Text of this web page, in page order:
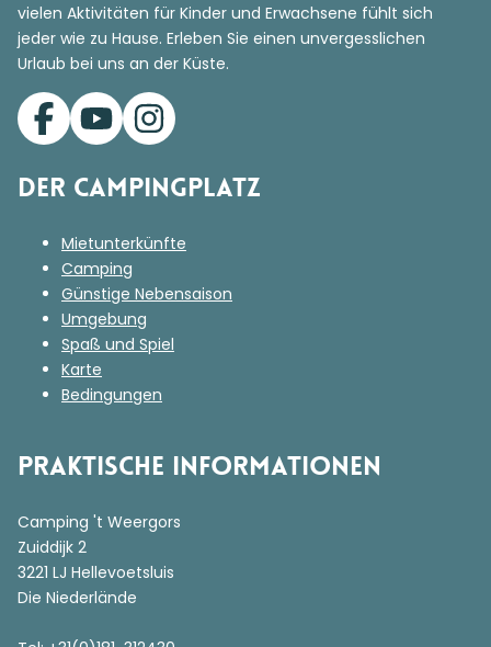
vielen Aktivitäten für Kinder und Erwachsene fühlt sich
jeder wie zu Hause. Erleben Sie einen unvergesslichen
Urlaub bei uns an der Küste.
Der Campingplatz
Mietunterkünfte
Camping
Günstige Nebensaison
Umgebung
Spaß und Spiel
Karte
Bedingungen
Praktische Informationen
Camping 't Weergors
Zuiddijk 2
3221 LJ Hellevoetsluis
Die Niederlände